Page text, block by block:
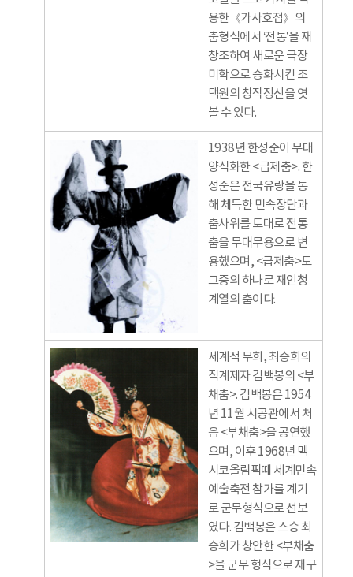
용한《가사호접》의
춤형식에서 ‘전통’을 재
창조하여 새로운 극장
미학으로 승화시킨 조
택원의 창작정신을 엿
볼 수 있다.
1938년 한성준이 무대
양식화한 <급제춤>. 한
성준은 전국유랑을 통
해 체득한 민속장단과
춤사위를 토대로 전통
춤을 무대무용으로 변
용했으며, <급제춤>도
그중의 하나로 재인청
계열의 춤이다.
세계적 무희, 최승희의
직계제자 김백봉의 <부
채춤>. 김백봉은 1954
년 11월 시공관에서 처
음 <부채춤>을 공연했
으며, 이후 1968년 멕
시코올림픽때 세계민속
예술축전 참가를 계기
로 군무형식으로 선보
였다. 김백봉은 스승 최
승희가 창안한 <부채춤
>을 군무 형식으로 재구